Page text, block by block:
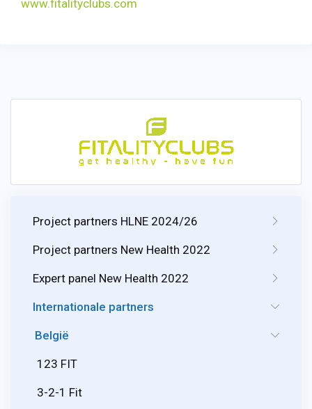
www.fitalityclubs.com
Project partners HLNE 2024/26
Project partners New Health 2022
Expert panel New Health 2022
Internationale partners
België
123 FIT
3-2-1 Fit